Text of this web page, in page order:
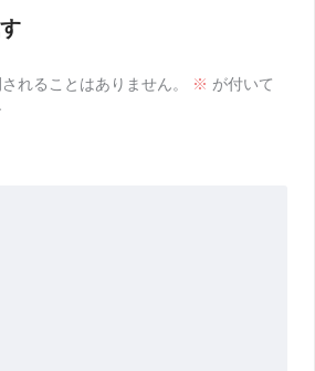
れることはありません。 ※ が付いて